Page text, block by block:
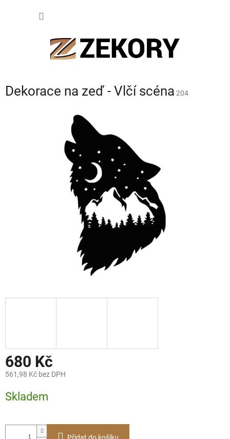
Dekorace na zeď - Vlčí scéna 204
680 Kč
561,98 Kč bez DPH
cena:
Skladem